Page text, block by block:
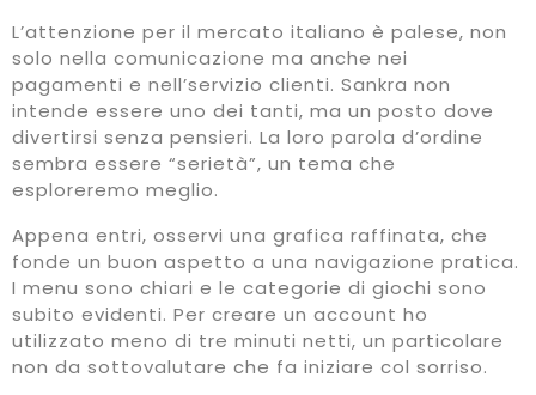
L’attenzione per il mercato italiano è palese, non
solo nella comunicazione ma anche nei
pagamenti e nell’servizio clienti. Sankra non
intende essere uno dei tanti, ma un posto dove
divertirsi senza pensieri. La loro parola d’ordine
sembra essere “serietà”, un tema che
esploreremo meglio.
Appena entri, osservi una grafica raffinata, che
fonde un buon aspetto a una navigazione pratica.
I menu sono chiari e le categorie di giochi sono
subito evidenti. Per creare un account ho
utilizzato meno di tre minuti netti, un particolare
non da sottovalutare che fa iniziare col sorriso.